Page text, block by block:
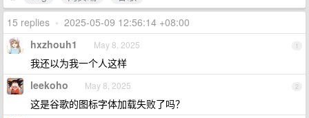
15 replies • 2025-05-09 12:56:14 +08:00
1
hxzhouh1 May 8, 2025
我还以为我一个人这样
2
leekoho May 8, 2025
这是谷歌的图标字体加载失败了吗？